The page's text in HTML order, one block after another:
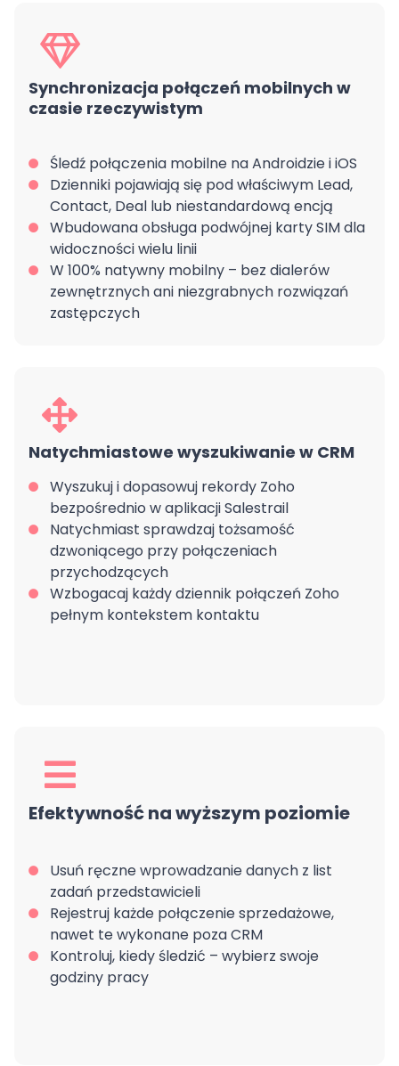
Synchronizacja połączeń mobilnych w
czasie rzeczywistym
Śledź połączenia mobilne na Androidzie i iOS
Dzienniki pojawiają się pod właściwym Lead,
Contact, Deal lub niestandardową encją
Wbudowana obsługa podwójnej karty SIM dla
widoczności wielu linii
W 100% natywny mobilny – bez dialerów
zewnętrznych ani niezgrabnych rozwiązań
zastępczych
Natychmiastowe wyszukiwanie w CRM
Wyszukuj i dopasowuj rekordy Zoho
bezpośrednio w aplikacji Salestrail
Natychmiast sprawdzaj tożsamość
dzwoniącego przy połączeniach
przychodzących
Wzbogacaj każdy dziennik połączeń Zoho
pełnym kontekstem kontaktu
Efektywność na wyższym poziomie
Usuń ręczne wprowadzanie danych z list
zadań przedstawicieli
Rejestruj każde połączenie sprzedażowe,
nawet te wykonane poza CRM
Kontroluj, kiedy śledzić – wybierz swoje
godziny pracy